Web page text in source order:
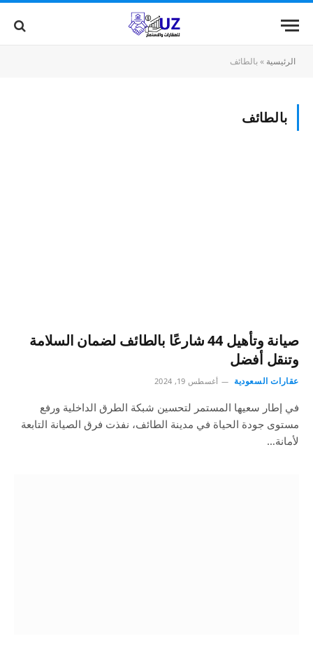
الرئيسية »بالطائف
بالطائف
صيانة وتأهيل 44 شارعًا بالطائف لضمان السلامة
وتنقل أفضل
عقارات السعودية أغسطس 19, 2024
في إطار سعيها المستمر لتحسين شبكة الطرق الداخلية ورفع
مستوى جودة الحياة في مدينة الطائف، نفذت فرق الصيانة التابعة
لأمانة…